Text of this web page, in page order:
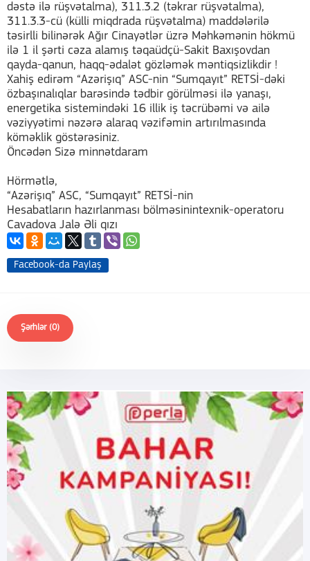
dəstə ilə rüşvətalma), 311.3.2 (təkrar rüşvətalma),
311.3.3-cü (külli miqdrada rüşvətalma) maddələrilə
təsirlli bilinərək Ağır Cinayətlər üzrə Məhkəmənin hökmü
ilə 1 il şərti cəza alamış təqaüdçü-Sakit Baxışovdan
qayda-qanun, haqq-ədalət gözləmək məntiqsizlikdir !
Xahiş edirəm “Azərişıq” ASC-nin “Sumqayıt” RETSİ-dəki
özbaşınalıqlar barəsində tədbir görülməsi ilə yanaşı,
energetika sistemindəki 16 illik iş təcrübəmi və ailə
vəziyyətimi nəzərə alaraq vəzifəmin artırılmasında
köməklik göstərəsiniz.
Öncədən Sizə minnətdaram
Hörmətlə,
“Azərişıq” ASC, “Sumqayıt” RETSİ-nin
Hesabatların hazırlanması bölməsinintexnik-operatoru
Cavadova Jalə Əli qızı
Facebook-da Paylaş
Şərhlər (0)